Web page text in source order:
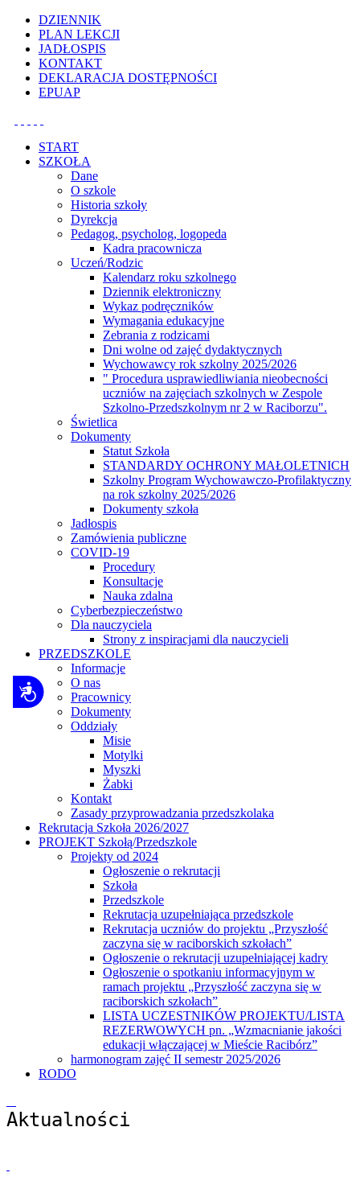
witryna
zawiera
system
dostępności.
Dostępność
DZIENNIK
PLAN LEKCJI
JADŁOSPIS
KONTAKT
DEKLARACJA DOSTĘPNOŚCI
EPUAP
START
SZKOŁA
Dane
O szkole
Historia szkoły
Dyrekcja
Pedagog, psycholog, logopeda
Kadra pracownicza
Uczeń/Rodzic
Kalendarz roku szkolnego
Dziennik elektroniczny
Wykaz podręczników
Wymagania edukacyjne
Zebrania z rodzicami
Dni wolne od zajęć dydaktycznych
Wychowawcy rok szkolny 2025/2026
" Procedura usprawiedliwiania nieobecności
uczniów na zajęciach szkolnych w Zespole
Szkolno-Przedszkolnym nr 2 w Raciborzu".
Świetlica
Dokumenty
Statut Szkoła
STANDARDY OCHRONY MAŁOLETNICH
Szkolny Program Wychowawczo-Profilaktyczny
na rok szkolny 2025/2026
Dokumenty szkoła
Jadłospis
Zamówienia publiczne
COVID-19
Procedury
Konsultacje
Nauka zdalna
Cyberbezpieczeństwo
Dla nauczyciela
Strony z inspiracjami dla nauczycieli
PRZEDSZKOLE
Informacje
O nas
Pracownicy
Dokumenty
Oddziały
Misie
Motylki
Myszki
Żabki
Kontakt
Zasady przyprowadzania przedszkolaka
Rekrutacja Szkoła 2026/2027
PROJEKT Szkołą/Przedszkole
Projekty od 2024
Ogłoszenie o rekrutacji
Szkoła
Przedszkole
Rekrutacja uzupełniająca przedszkole
Rekrutacja uczniów do projektu „Przyszłość
zaczyna się w raciborskich szkołach”
Ogłoszenie o rekrutacji uzupełniającej kadry
Ogłoszenie o spotkaniu informacyjnym w
ramach projektu „Przyszłość zaczyna się w
raciborskich szkołach”
LISTA UCZESTNIKÓW PROJEKTU/LISTA
REZERWOWYCH pn. „Wzmacnianie jakości
edukacji włączającej w Mieście Racibórz”
harmonogram zajęć II semestr 2025/2026
RODO
Aktualności